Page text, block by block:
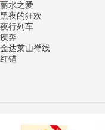
丽水之爱
黑夜的狂欢
夜行列车
疾奔
金达莱山脊线
红锚